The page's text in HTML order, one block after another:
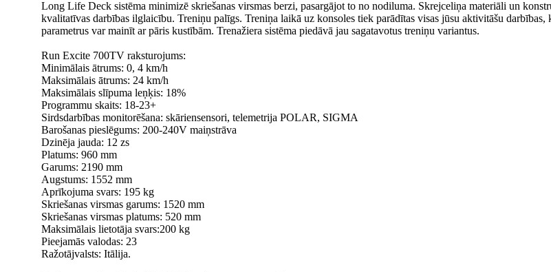
Long Life Deck sistēma minimizē skriešanas virsmas berzi, pasargājot to no nodiluma. Skrejceliņa materiāli un
kvalitatīvas darbības ilglaicību. Treniņu palīgs. Treniņa laikā uz konsoles tiek parādītas visas jūsu aktivitāšu
parametrus var mainīt ar pāris kustībām. Trenažiera sistēma piedāvā jau sagatavotus treniņu variantus.
Run Excite 700TV raksturojums:
Minimālais ātrums: 0, 4 km/h
Maksimālais ātrums: 24 km/h
Maksimālais slīpuma leņķis: 18%
Programmu skaits: 18-23+
Sirdsdarbības monitorēšana: skāriensensori, telemetrija POLAR, SIGMA
Barošanas pieslēgums: 200-240V maiņstrāva
Dzinēja jauda: 12 zs
Platums: 960 mm
Garums: 2190 mm
Augstums: 1552 mm
Aprīkojuma svars: 195 kg
Skriešanas virsmas garums: 1520 mm
Skriešanas virsmas platums: 520 mm
Maksimālais lietotāja svars:200 kg
Pieejamās valodas: 23
Ražotājvalsts: Itālija.